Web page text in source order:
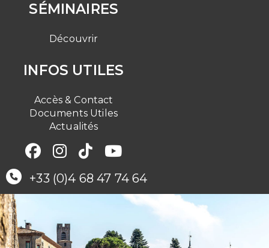
SÉMINAIRES
Découvrir
INFOS UTILES
Accès & Contact
Documents Utiles
Actualités
+33 (0)4 68 47 74 64